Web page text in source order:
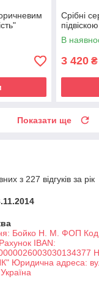
Срібні
В
3 420 ₴
Показати ще
з 227 відгуків за рік
Бойко Н. М. ФОП Код
IBAN:
Юридична адреса: